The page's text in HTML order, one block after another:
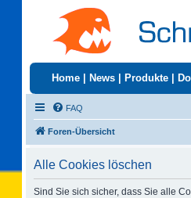
Home News Produkte
FAQ
Foren-Übersicht
Alle Cookies löschen
Sind Sie sich sicher, dass Sie alle